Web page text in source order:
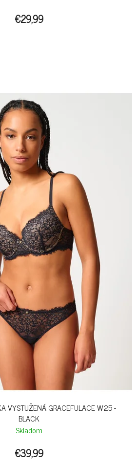
€29,99
VYSTUŽENÁ GRACEFULACE W25 -
BLACK
Skladom
€39,99